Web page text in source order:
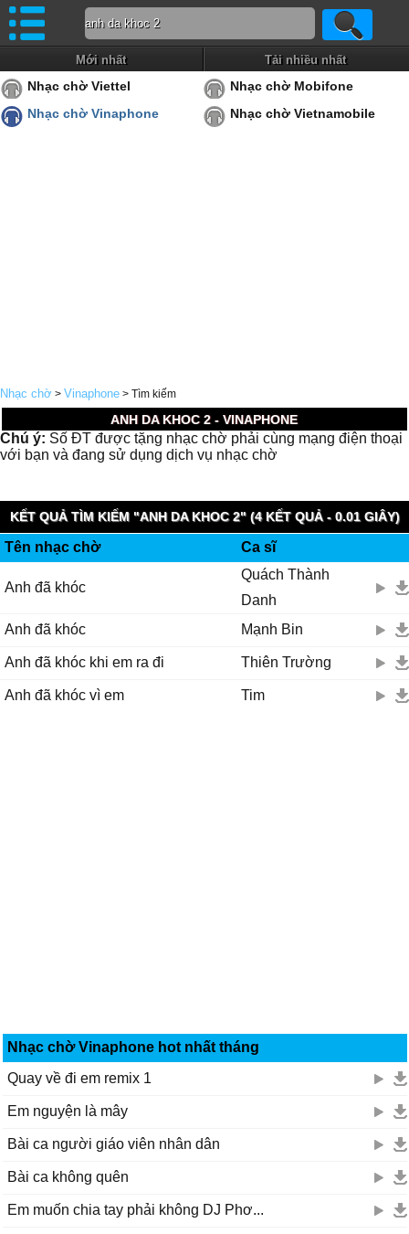
Mới nhất Tải nhiều nhất
Nhạc chờ Viettel
Nhạc chờ Mobifone
Nhạc chờ Vinaphone
Nhạc chờ Vietnamobile
Nhạc chờ > Vinaphone > Tìm kiếm
ANH DA KHOC 2 - VINAPHONE
Chú ý: Số ĐT được tặng nhạc chờ phải cùng mạng điện thoại
với bạn và đang sử dụng dịch vụ nhạc chờ
KẾT QUẢ TÌM KIẾM "ANH DA KHOC 2" (4 KẾT QUẢ - 0.01 GIÂY)
Tên nhạc chờ Ca sĩ
Anh đã khóc
Quách Thành
Danh
Anh đã khóc
Mạnh Bin
Anh đã khóc khi em ra đi Thiên Trường
Anh đã khóc vì em Tim
Nhạc chờ Vinaphone hot nhất tháng
Quay về đi em remix 1
Em nguyện là mây
Bài ca người giáo viên nhân dân
Bài ca không quên
Em muốn chia tay phải không DJ Phơ...